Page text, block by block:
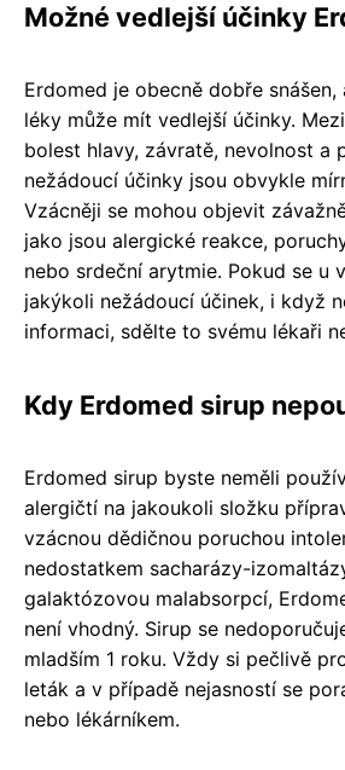
Možné vedlejší účinky
Erdomed je obecně dobře
léky může mít vedlejší účinky.
bolest hlavy, závratě, nevolnost a
nežádoucí účinky jsou obvykle
Vzácněji se mohou objevit
jako jsou alergické reakce,
nebo srdeční arytmie. Pokud se u
jakýkoli nežádoucí účinek, i když
informaci, sdělte to svému lékaři
Kdy Erdomed sirup
Erdomed sirup byste neměli
alergičtí na jakoukoli složku
vzácnou dědičnou poruchou
nedostatkem sacharázy-
galaktózovou malabsorpcí,
není vhodný. Sirup se
mladším 1 roku. Vždy si pečlivě
leták a v případě nejasností se
nebo lékárníkem.